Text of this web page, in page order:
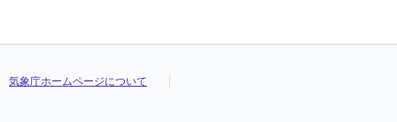
気象庁ホームページについて